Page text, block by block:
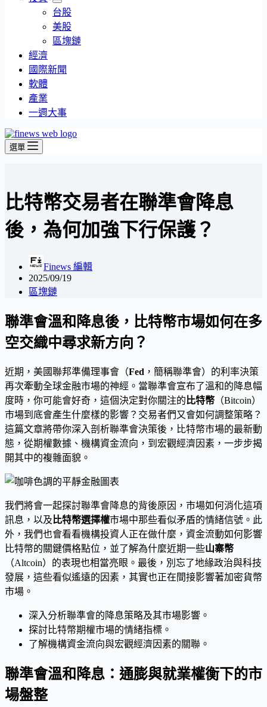
台股
美股
區塊鏈
經濟
國際新聞
軟體
產業
一週大事
選單
比特幣交易者在聯準會降息
後，為何加強下行保護？
Finews 編輯
2025/09/19
區塊鏈
聯準會溫和降息後，比特幣市場如何在多
空交織中尋求新方向？
近期，美國聯邦準備理事會（Fed ，簡稱聯準會）的利率決策
再次牽動全球金融市場的神經。當聯準會宣布了溫和的降息幅
度時，你可能會好奇，這個決定對你關注的 比特幣 （Bitcoin）
市場到底會產生什麼樣的影響？交易者們又會如何調整策略？
這篇文章將帶你深入剖析聯準會決策後，比特幣市場的最新動
態，從期權數據、機構資金流向，到宏觀經濟因素，一步步揭
開其中的複雜面貌。
我們將會一起探討聯準會降息的背後原因，市場如何消化這項
訊息，以及 比特幣選擇權市場中那些看似矛盾的情緒信號。此
外，我們也會看看機構投資人正在做什麼，資金流動如何影響
比特幣的關鍵價格點位，並了解為什麼近期一些山寨幣
（Altcoin）的表現也相當亮眼。最後，別忘了地緣政治與科技
發展，這些看似遙遠的因素，其實也正在間接影響著加密貨幣
市場。
深入分析聯準會的降息策略及其市場影響。
探討比特幣期權市場的情緒指標。
了解機構資金流向與宏觀經濟因素的關聯。
聯準會溫和降息：通膨與就業權衡下的市
場盤整